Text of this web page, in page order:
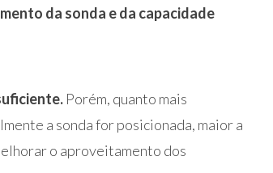
da sonda e da capacidade
Porém, quanto mais
a sonda for posicionada, maior a
o aproveitamento dos